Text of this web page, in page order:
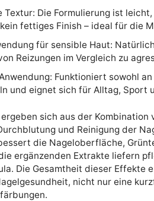
Textur: Die Formulierung ist
fettiges Finish – ideal für die
für sensible Haut:
Reizungen im Vergleich zu
Funktioniert sowohl
und eignet sich für Alltag, Sport
sich aus der Kombination
und Reinigung der
die Nageloberfläche,
ergänzenden Extrakte liefern
Die Gesamtheit dieser Effekte
nicht nur eine